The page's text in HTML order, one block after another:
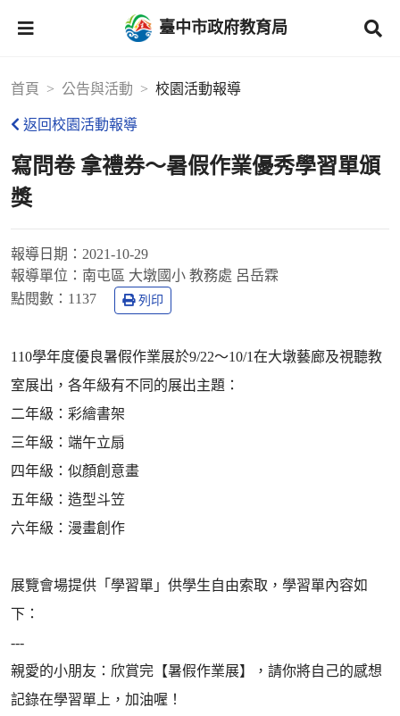
臺中市政府教育局
首頁 公告與活動 校園活動報導
返回校園活動報導
寫問卷 拿禮券～暑假作業優秀學習單頒
獎
報導日期： 2021-10-29
報導單位： 南屯區 大墩國小 教務處 呂岳霖
點閱數： 1137 列印
110學年度優良暑假作業展於9/22～10/1在大墩藝廊及視聽教
室展出，各年級有不同的展出主題：
二年級：彩繪書架
三年級：端午立扇
四年級：似顏創意畫
五年級：造型斗笠
六年級：漫畫創作
展覽會場提供「學習單」供學生自由索取，學習單內容如
下：
---
親愛的小朋友：欣賞完【暑假作業展】，請你將自己的感想
記錄在學習單上，加油喔！